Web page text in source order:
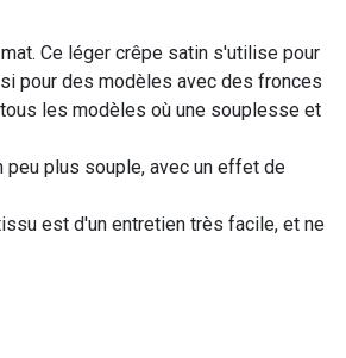
Ce léger crêpe satin s'utilise pour
pour des modèles avec des fronces
les modèles où une souplesse et
peu plus souple, avec un effet de
est d'un entretien très facile, et ne